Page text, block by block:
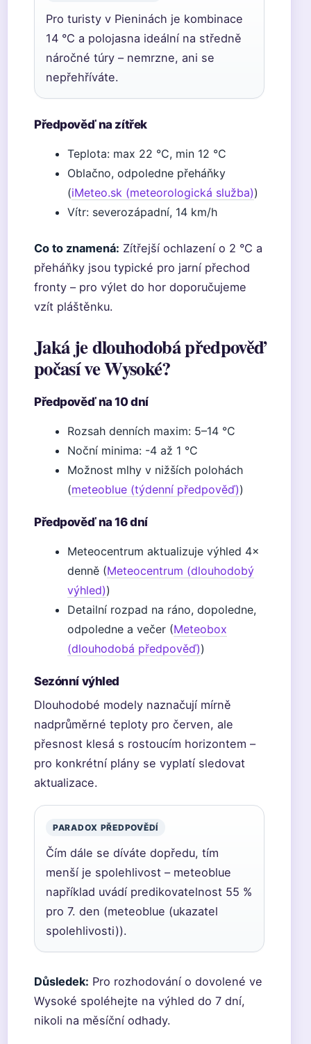
Pro turisty v Pieninách je kombinace
14 °C a polojasna ideální na středně
náročné túry – nemrzne, ani se
nepřehříváte.
Předpověď na zítřek
Teplota: max 22 °C, min 12 °C
Oblačno, odpoledne přeháňky
(iMeteo.sk (meteorologická služba))
Vítr: severozápadní, 14 km/h
Co to znamená: Zítřejší ochlazení o 2 °C a
přeháňky jsou typické pro jarní přechod
fronty – pro výlet do hor doporučujeme
vzít pláštěnku.
Jaká je dlouhodobá předpověď
počasí ve Wysoké?
Předpověď na 10 dní
Rozsah denních maxim: 5–14 °C
Noční minima: -4 až 1 °C
Možnost mlhy v nižších polohách
(meteoblue (týdenní předpověď))
Předpověď na 16 dní
Meteocentrum aktualizuje výhled 4×
denně (Meteocentrum (dlouhodobý
výhled))
Detailní rozpad na ráno, dopoledne,
odpoledne a večer (Meteobox
(dlouhodobá předpověď))
Sezónní výhled
Dlouhodobé modely naznačují mírně
nadprůměrné teploty pro červen, ale
přesnost klesá s rostoucím horizontem –
pro konkrétní plány se vyplatí sledovat
aktualizace.
PARADOX PŘEDPOVĚDÍ
Čím dále se díváte dopředu, tím
menší je spolehlivost – meteoblue
například uvádí predikovatelnost 55 %
pro 7. den (meteoblue (ukazatel
spolehlivosti)).
Důsledek: Pro rozhodování o dovolené ve
Wysoké spoléhejte na výhled do 7 dní,
nikoli na měsíční odhady.